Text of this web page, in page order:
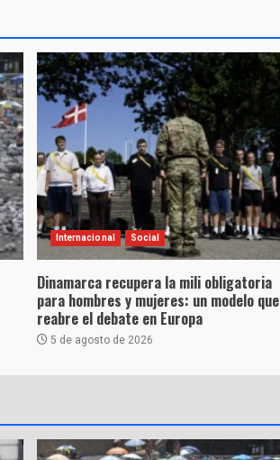
Internacional Social
Dinamarca recupera la mili obligatoria
para hombres y mujeres: un modelo que
reabre el debate en Europa
5 de agosto de 2026